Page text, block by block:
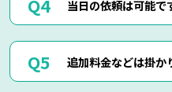
頂ければ、無料にてご対応さ
出張費などはもちろん掛か
当社ではお見積り金額に納
断で作業は行いません。
ただし悪質なキャンセルに
場合もございます。
当日の依頼は可能で
東京・神奈川・千葉・埼玉
分で現地に到着させて頂き
追加料金などは掛か